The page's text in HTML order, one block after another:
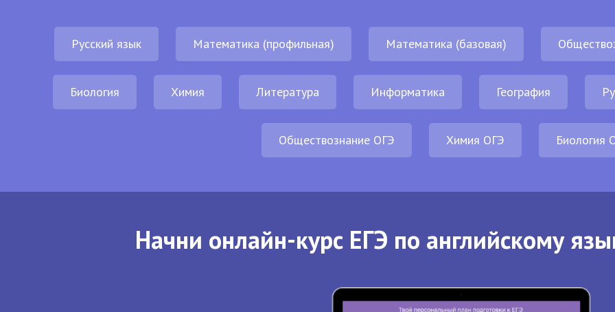
Русский язык Математика (профильная) Математика (базовая)
Биология Химия Литература Информатика География
Обществознание ОГЭ Химия ОГЭ Биология
Начни онлайн-курс ЕГЭ по английскому